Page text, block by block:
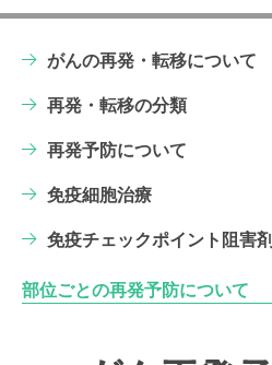
がんの再発・転移について
再発・転移の分類
再発予防について
免疫細胞治療
免疫チェックポイント阻害剤
部位ごとの再発予防について